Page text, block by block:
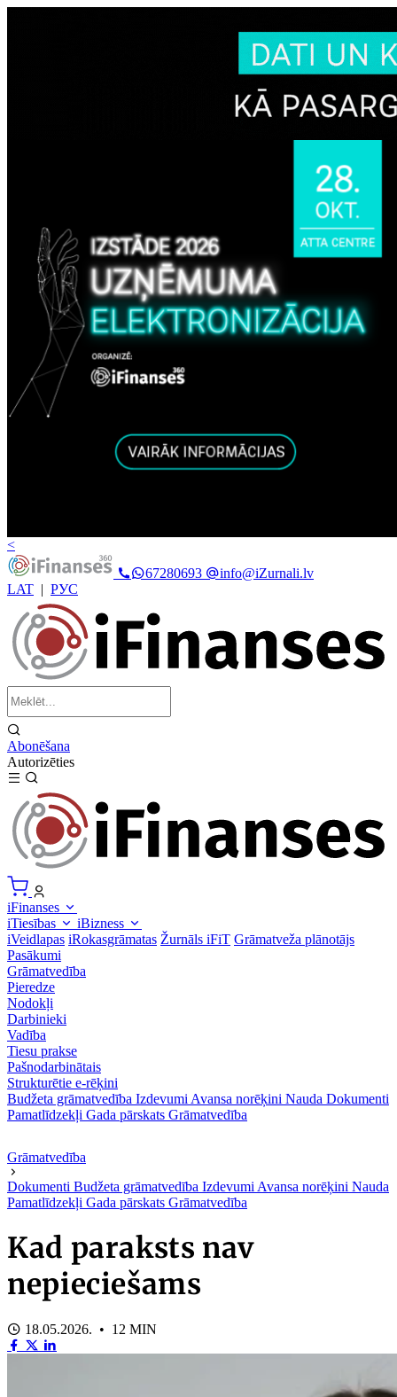
<
67280693
info@iZurnali.lv
LAT | РУС
Abonēšana
Autorizēties
iFinanses
iTiesības
iBizness
iVeidlapas iRokasgrāmatas Žurnāls iFiT Grāmatveža plānotājs
Pasākumi
Grāmatvedība
Pieredze
Nodokļi
Darbinieki
Vadība
Tiesu prakse
Pašnodarbinātais
Strukturētie e-rēķini
Budžeta grāmatvedība Izdevumi Avansa norēķini Nauda Dokumenti
Pamatlīdzekļi Gada pārskats Grāmatvedība
Grāmatvedība
Dokumenti Budžeta grāmatvedība Izdevumi Avansa norēķini Nauda
Pamatlīdzekļi Gada pārskats Grāmatvedība
Kad paraksts nav
nepieciešams
18.05.2026. • 12 MIN